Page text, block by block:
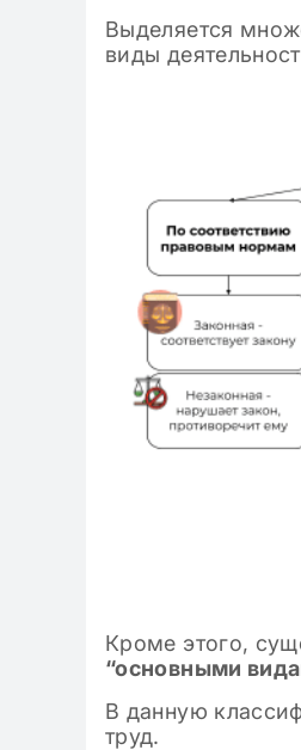
Выделяется
виды
Кроме этого,
“основными
В данную
труд.